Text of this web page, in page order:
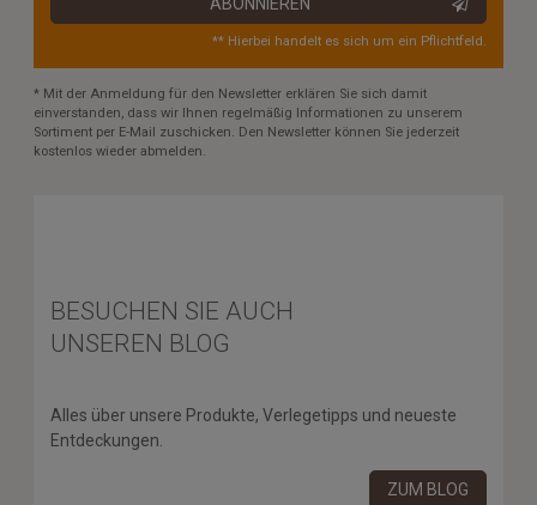
** Hierbei handelt es sich um ein Pflichtfeld.
* Mit der Anmeldung für den Newsletter erklären Sie sich damit
einverstanden, dass wir Ihnen regelmäßig Informationen zu unserem
Sortiment per E-Mail zuschicken. Den Newsletter können Sie jederzeit
kostenlos wieder abmelden.
BESUCHEN SIE AUCH
UNSEREN BLOG
Alles über unsere Produkte, Verlegetipps und neueste
Entdeckungen.
ZUM BLOG